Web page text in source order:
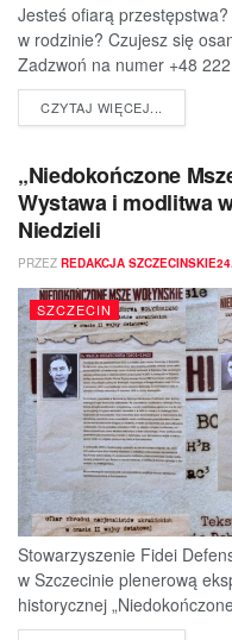
Jesteś ofiarą
w rodzinie? Czujesz się
Zadzwoń na numer +48
CZYTAJ WIĘCEJ...
„Niedokończone
Wystawa i modlitwa
Niedzieli
PRZEZ REDAKCJA
SZCZECIN
Stowarzyszenie Fidei
w Szczecinie plenerową
historycznej
ofiary jednej z